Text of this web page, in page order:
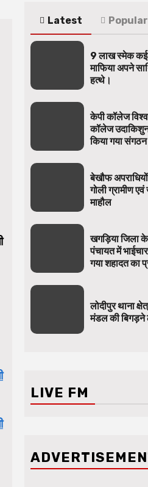
Latest Popular
9 लाख स्मेक कई
माफिया अपने
हत्थे।
केपी कॉलेज
कॉलेज
किया गया संगठन
बेखौफ
गोली ग्रामीण
माहौल
खगड़िया जिला
पंचायत में
गया शहादत का
लोदीपुर थाना
मंडल की बिगड़ने
LIVE FM